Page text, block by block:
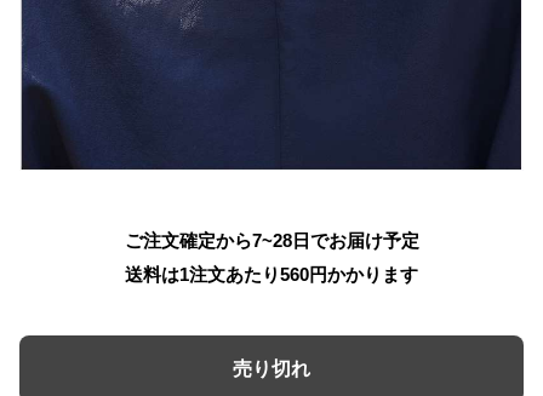
ご注文確定から7~28日でお届け予定
送料は1注文あたり560円かかります
売り切れ